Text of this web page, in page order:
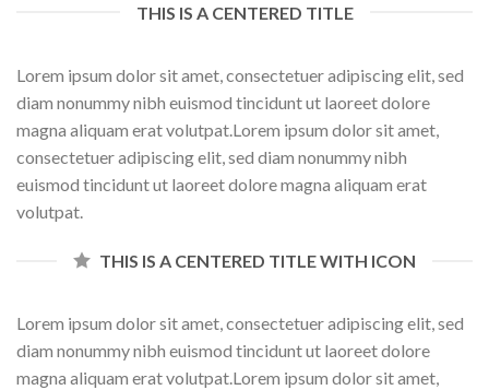
THIS IS A CENTERED TITLE
Lorem ipsum dolor sit amet, consectetuer adipiscing elit, sed
diam nonummy nibh euismod tincidunt ut laoreet dolore
magna aliquam erat volutpat.Lorem ipsum dolor sit amet,
consectetuer adipiscing elit, sed diam nonummy nibh
euismod tincidunt ut laoreet dolore magna aliquam erat
volutpat.
THIS IS A CENTERED TITLE WITH ICON
Lorem ipsum dolor sit amet, consectetuer adipiscing elit, sed
diam nonummy nibh euismod tincidunt ut laoreet dolore
magna aliquam erat volutpat.Lorem ipsum dolor sit amet,